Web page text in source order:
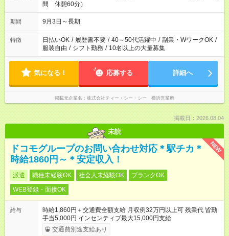
間 休憩60分）
期間 9月3日～長期
特徴 日払いOK / 履歴書不要 / 40～50代活躍中 / 副業・WワークOK /
服装自由 / シフト勤務 / 10名以上の大量募集
気になる！ 応募する 詳細へ
掲載元企業名 株式会社ティー・シー・シー 横浜営業所
掲載日：2026.08.04
未読
NEW
ドコモグループのお問い合わせ対応＊駅チカ＊
時給1860円～＊安定収入！
派遣 職種未経験OK 社会人未経験OK
ブランクOK
WEB登録・面接OK
給与
時給1,860円＋交通費全額支給 月収例32万円以上可 残業代 皆勤
手当5,000円 インセンティブ最大15,000円支給
交通費別途支給あり